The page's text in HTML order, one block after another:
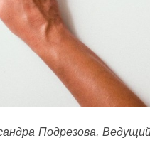
Подрезова,